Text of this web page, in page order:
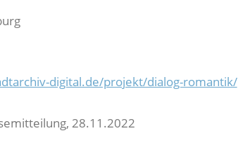
digital.de/projekt/dialog-romantik/
28.11.2022